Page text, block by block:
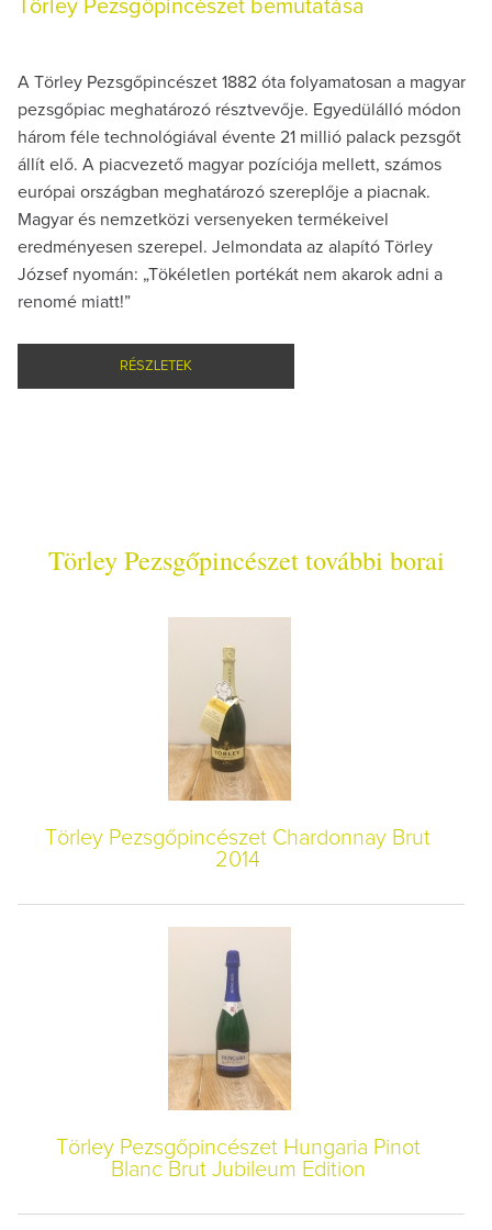
Törley Pezsgőpincészet bemutatása
A Törley Pezsgőpincészet 1882 óta folyamatosan a magyar
pezsgőpiac meghatározó résztvevője. Egyedülálló módon
három féle technológiával évente 21 millió palack pezsgőt
állít elő. A piacvezető magyar pozíciója mellett, számos
európai országban meghatározó szereplője a piacnak.
Magyar és nemzetközi versenyeken termékeivel
eredményesen szerepel. Jelmondata az alapító Törley
József nyomán: „Tökéletlen portékát nem akarok adni a
renomé miatt!”
RÉSZLETEK
Törley Pezsgőpincészet további borai
Törley Pezsgőpincészet Chardonnay Brut
2014
Törley Pezsgőpincészet Hungaria Pinot
Blanc Brut Jubileum Edition